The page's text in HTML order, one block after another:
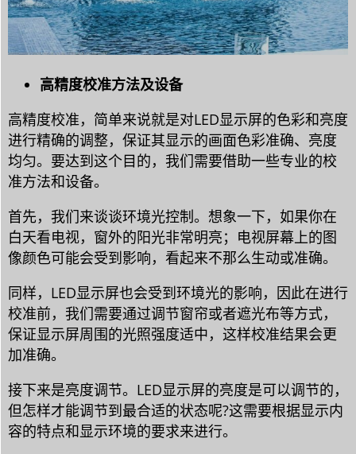
高精度校准方法及设备
高精度校准，简单来说就是对LED显示屏的色彩和亮度
进行精确的调整，保证其显示的画面色彩准确、亮度
均匀。要达到这个目的，我们需要借助一些专业的校
准方法和设备。
首先，我们来谈谈环境光控制。想象一下，如果你在
白天看电视，窗外的阳光非常明亮；电视屏幕上的图
像颜色可能会受到影响，看起来不那么生动或准确。
同样，LED显示屏也会受到环境光的影响，因此在进行
校准前，我们需要通过调节窗帘或者遮光布等方式，
保证显示屏周围的光照强度适中，这样校准结果会更
加准确。
接下来是亮度调节。LED显示屏的亮度是可以调节的，
但怎样才能调节到最合适的状态呢?这需要根据显示内
容的特点和显示环境的要求来进行。